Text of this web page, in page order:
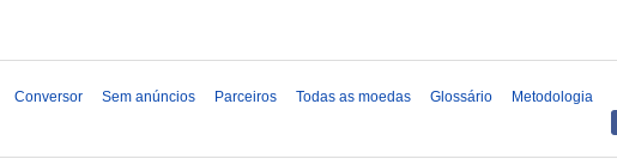
Conversor Sem anúncios Parceiros Todas as moedas Glossário
Metodologia